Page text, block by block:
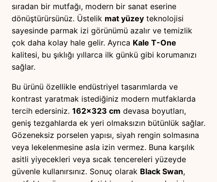
sıradan bir mutfağı, modern bir sanat eserine
dönüştürürsünüz. Üstelik mat yüzey teknolojisi
sayesinde parmak izi görünümü azalır ve temizlik
çok daha kolay hale gelir. Ayrıca Kale T-One
kalitesi, bu şıklığı yıllarca ilk günkü gibi korumanızı
sağlar.
Bu ürünü özellikle endüstriyel tasarımlarda ve
kontrast yaratmak istediğiniz modern mutfaklarda
tercih edersiniz. 162×323 cm devasa boyutları,
geniş tezgahlarda ek yeri olmaksızın bütünlük sağlar.
Gözeneksiz porselen yapısı, siyah rengin solmasına
veya lekelenmesine asla izin vermez. Buna karşılık
asitli yiyecekleri veya sıcak tencereleri yüzeyde
güvenle kullanırsınız. Sonuç olarak Black Swan,